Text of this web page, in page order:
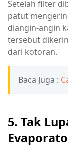
Setelah filter
patut
diangin-angin
tersebut
dari kotoran.
Baca Juga :
5. Tak